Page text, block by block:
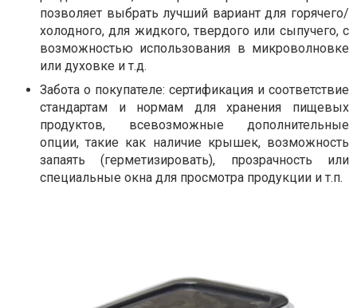
позволяет выбрать лучший вариант для горячего/
холодного, для жидкого, твердого или сыпучего, с
возможностью использования в микроволновке
или духовке и т.д.
Забота о покупателе: сертификация и соответствие
стандартам и нормам для хранения пищевых
продуктов, всевозможные дополнительные
опции, такие как наличие крышек, возможность
запаять (герметизировать), прозрачность или
специальные окна для просмотра продукции и т.п.